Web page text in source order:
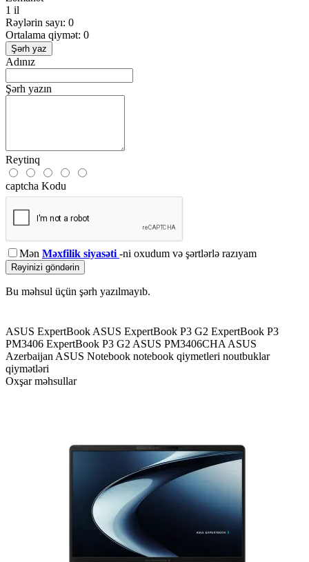
1 il
Rəylərin sayı: 0
Ortalama qiymət: 0
Şərh yaz
Adınız
Şərh yazın
Reytinq
captcha Kodu
Mən Məxfilik siyasəti -ni oxudum və şərtlərlə razıyam
Rəyinizi göndərin
Bu məhsul üçün şərh yazılmayıb.
ASUS ExpertBook ASUS ExpertBook P3 G2 ExpertBook P3
PM3406 ExpertBook P3 G2 ASUS PM3406CHA ASUS
Azerbaijan ASUS Notebook notebook qiymetleri noutbuklar
qiymətləri
Oxşar məhsullar